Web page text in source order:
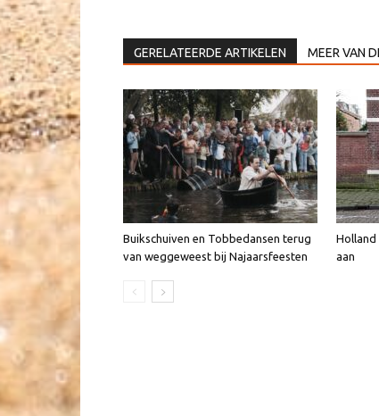
GERELATEERDE ARTIKELEN MEER VAN
Buikschuiven en Tobbedansen terug
van weggeweest bij Najaarsfeesten
Holland
aan